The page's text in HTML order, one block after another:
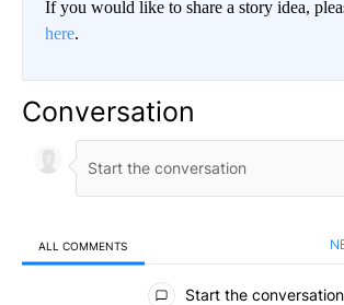
If you would like to share a story idea,
here.
Conversation
ALL COMMENTS
All Comments
Start the conversation